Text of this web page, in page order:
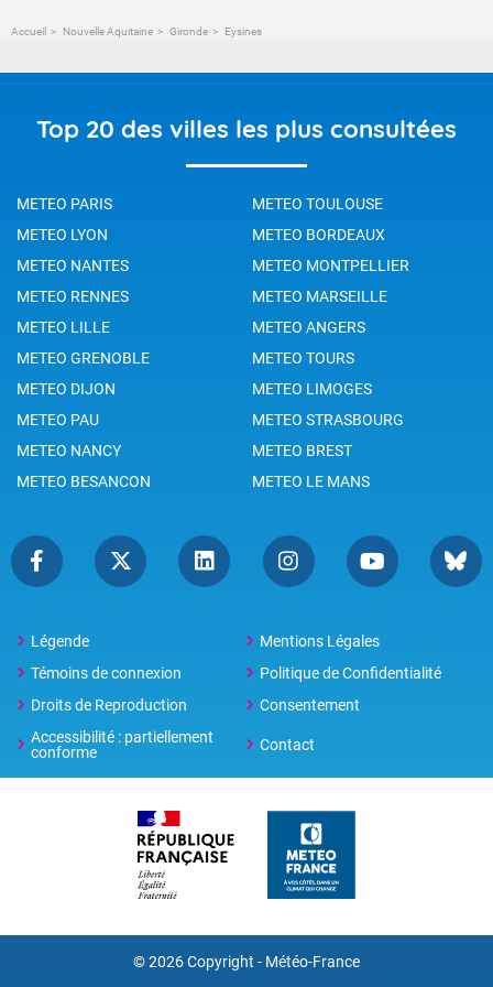
Accueil Nouvelle Aquitaine Gironde Eysines
Top 20 des villes les plus consultées
METEO PARIS
METEO TOULOUSE
METEO LYON
METEO BORDEAUX
METEO NANTES
METEO MONTPELLIER
METEO RENNES
METEO MARSEILLE
METEO LILLE
METEO ANGERS
METEO GRENOBLE
METEO TOURS
METEO DIJON
METEO LIMOGES
METEO PAU
METEO STRASBOURG
METEO NANCY
METEO BREST
METEO BESANCON
METEO LE MANS
Légende
Mentions Légales
Témoins de connexion
Politique de Confidentialité
Droits de Reproduction
Consentement
Accessibilité : partiellement
conforme
Contact
© 2026 Copyright - Météo-France